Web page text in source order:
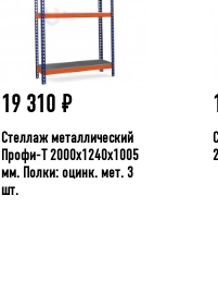
19 310 ₽
Стеллаж металлический
Профи-Т 2000x1240x1005
мм. Полки: оцинк. мет. 3
шт.